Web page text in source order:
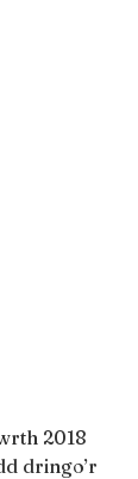
2018
dringo’r